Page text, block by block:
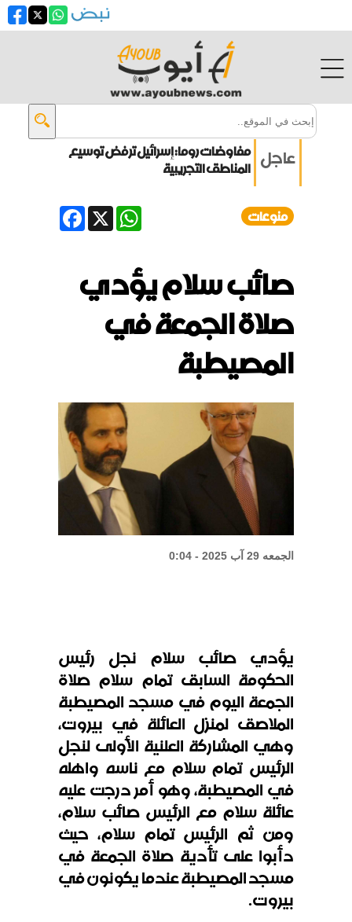
عاجل مفاوضات روما: إسرائيل ترفض توسيع
المناطق التجريبية
انفجار جرمانا يحصد قتلى وجرحى
درعها الصاروخية
ترامب: الحرب مع إيران ستنتهي قريباً
الشيباني: زعزعة الأمن لن تعرقل بناء
الدولة
واشنطن: المحادثات بين لبنان
وإسرائيل إيجابية
منوعات Facebook X
WhatsApp
صائب سلام يؤدي
صلاة الجمعة في
المصيطبة
الجمعه 29 آب 2025 - 0:04
يؤدي صائب سلام نجل رئيس
الحكومة السابق تمام سلام صلاة
الجمعة اليوم في مسجد المصيطبة
الملاصق لمنزل العائلة في بيروت،
وهي المشاركة العلنية الأولى لنجل
الرئيس تمام سلام مع ناسه واهله
في المصيطبة، وهو أمر درجت عليه
عائلة سلام مع الرئيس صائب سلام،
ومن ثم الرئيس تمام سلام، حيث
دأبوا على تأدية صلاة الجمعة في
مسجد المصيطبة عندما يكونون في
بيروت.